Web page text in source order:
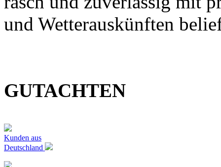
und Wetterauskünften
GUTACHTEN
Kunden aus
Deutschland